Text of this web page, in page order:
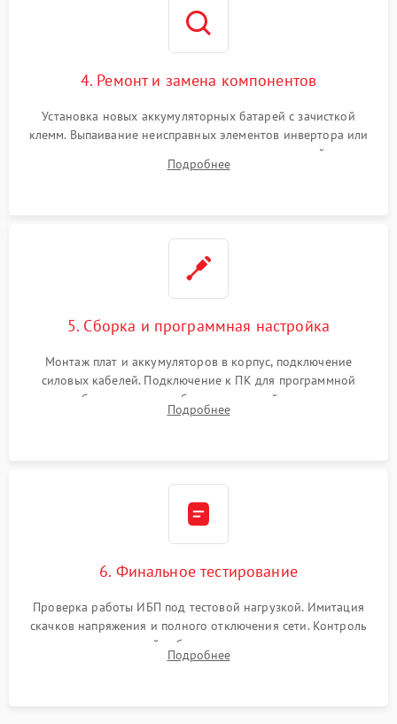
4. Ремонт и замена компонентов
Установка новых аккумуляторных батарей с зачисткой
клемм. Выпаивание неисправных элементов инвертора или
цепи зарядки и монтаж новых радиодеталей.
Восстановление поврежденных токоведущих дорожек и
Подробнее
5. Сборка и программная настройка
Монтаж плат и аккумуляторов в корпус, подключение
силовых кабелей. Подключение к ПК для программной
калибровки констант батареи, настройки порогов
срабатывания AVR и сброса счетчиков старения АКБ.
Подробнее
6. Финальное тестирование
Проверка работы ИБП под тестовой нагрузкой. Имитация
скачков напряжения и полного отключения сети. Контроль
времени автономной работы, температурного режима и
корректности формы выходного сигнала.
Подробнее